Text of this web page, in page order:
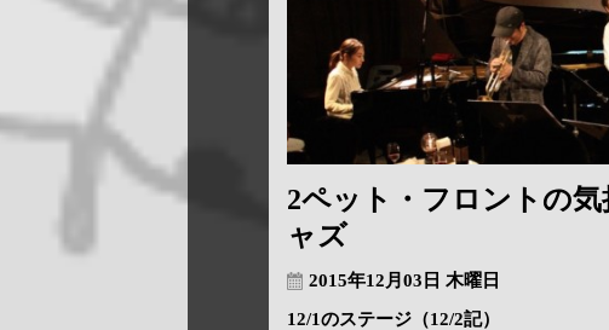
2ペット・フロントの
ャズ
2015年12月03日 木曜日
12/1のステージ（12/2記）